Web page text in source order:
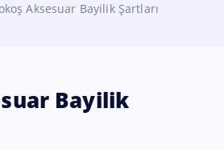
Aksesuar Bayilik Şartları
Bayilik